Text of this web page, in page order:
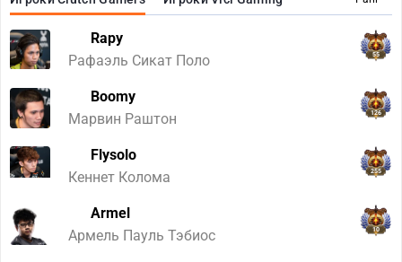
Rapy
Рафаэль Сикат Поло
55
Boomy
Марвин Раштон
126
Flysolo
Кеннет Колома
255
Armel
Армель Пауль Тэбиос
10